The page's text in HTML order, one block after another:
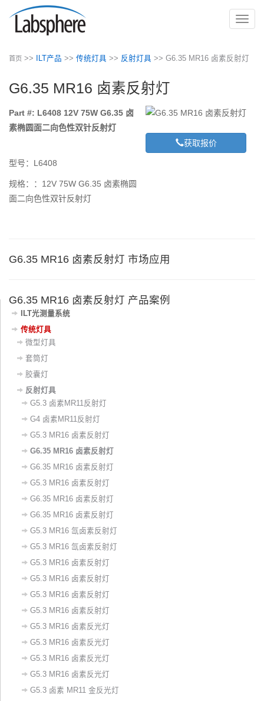
切
首页 >> ILT产品 >> 传统灯具 >> 反射灯具 >> G6.35 MR16 卤素反射灯
G6.35 MR16 卤素反射灯
获取报价
Part #: L6408 12V 75W G6.35 卤
素椭圆面二向色性双针反射灯
型号：L6408
规格：：12V 75W G6.35 卤素椭圆
面二向色性双针反射灯
G6.35 MR16 卤素反射灯 市场应用
G6.35 MR16 卤素反射灯 产品案例
ILT光测量系统
传统灯具
微型灯具
套筒灯
胶囊灯
反射灯具
G5.3 卤素MR11反射灯
G4 卤素MR11反射灯
G5.3 MR16 卤素反射灯
G6.35 MR16 卤素反射灯
G6.35 MR16 卤素反射灯
G5.3 MR16 卤素反射灯
G6.35 MR16 卤素反射灯
G6.35 MR16 卤素反射灯
G5.3 MR16 氙卤素反射灯
G5.3 MR16 氙卤素反射灯
G5.3 MR16 卤素反射灯
G5.3 MR16 卤素反射灯
G5.3 MR16 卤素反射灯
G5.3 MR16 卤素反射灯
‌G5.3 MR16 卤素反光灯‌
​G5.3 MR16 卤素反光灯
G5.3 MR16 卤素反光灯
G5.3 MR16 卤素反光灯
G5.3 卤素 MR11 金反光灯